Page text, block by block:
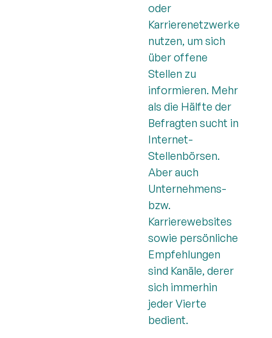
oder
Karrierenetzwerke
nutzen, um sich
über offene
Stellen zu
informieren. Mehr
als die Hälfte der
Befragten sucht in
Internet-
Stellenbörsen.
Aber auch
Unternehmens-
bzw.
Karrierewebsites
sowie persönliche
Empfehlungen
sind Kanäle, derer
sich immerhin
jeder Vierte
bedient.